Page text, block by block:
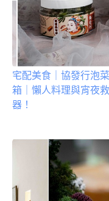
宅配美食｜協發行泡
箱｜懶人料理與宵夜
器！